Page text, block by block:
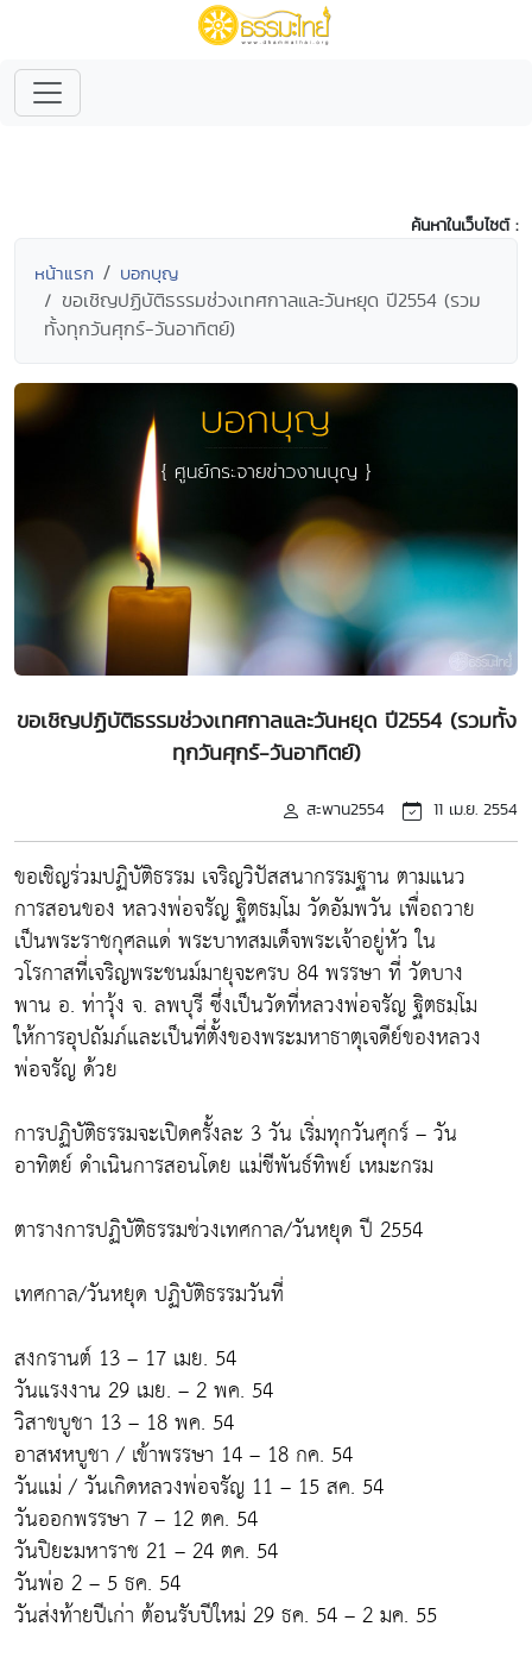
ค้นหาในเว็บไซต์ :
หน้าแรก บอกบุญ
ขอเชิญปฏิบัติธรรมช่วงเทศกาลและวันหยุด ปี2554 (รวม
ทั้งทุกวันศุกร์-วันอาทิตย์)
ขอเชิญปฏิบัติธรรมช่วงเทศกาลและวันหยุด ปี2554 (รวมทั้ง
ทุกวันศุกร์-วันอาทิตย์)
สะพาน2554 11 เม.ย. 2554
ขอเชิญร่วมปฏิบัติธรรม เจริญวิปัสสนากรรมฐาน ตามแนว
การสอนของ หลวงพ่อจรัญ ฐิตธมฺโม วัดอัมพวัน เพื่อถวาย
เป็นพระราชกุศลแด่ พระบาทสมเด็จพระเจ้าอยู่หัว ใน
วโรกาสที่เจริญพระชนม์มายุจะครบ 84 พรรษา ที่ วัดบาง
พาน อ. ท่าวุ้ง จ. ลพบุรี ซึ่งเป็นวัดที่หลวงพ่อจรัญ ฐิตธมฺโม
ให้การอุปถัมภ์และเป็นที่ตั้งของพระมหาธาตุเจดีย์ของหลวง
พ่อจรัญ ด้วย
การปฏิบัติธรรมจะเปิดครั้งละ 3 วัน เริ่มทุกวันศุกร์ – วัน
อาทิตย์ ดำเนินการสอนโดย แม่ชีพันธ์ทิพย์ เหมะกรม
ตารางการปฏิบัติธรรมช่วงเทศกาล/วันหยุด ปี 2554
เทศกาล/วันหยุด ปฏิบัติธรรมวันที่
สงกรานต์ 13 – 17 เมย. 54
วันแรงงาน 29 เมย. – 2 พค. 54
วิสาขบูชา 13 – 18 พค. 54
อาสฬหบูชา / เข้าพรรษา 14 – 18 กค. 54
วันแม่ / วันเกิดหลวงพ่อจรัญ 11 – 15 สค. 54
วันออกพรรษา 7 – 12 ตค. 54
วันปิยะมหาราช 21 – 24 ตค. 54
วันพ่อ 2 – 5 ธค. 54
วันส่งท้ายปีเก่า ต้อนรับปีใหม่ 29 ธค. 54 – 2 มค. 55